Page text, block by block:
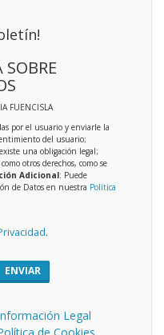
FUENCISLA
por el usuario y enviarle la
del usuario;
una obligación legal;
otros derechos, como se
Adicional: Puede
de Datos en nuestra Política
.
ENVIAR
Legal
de Cookies